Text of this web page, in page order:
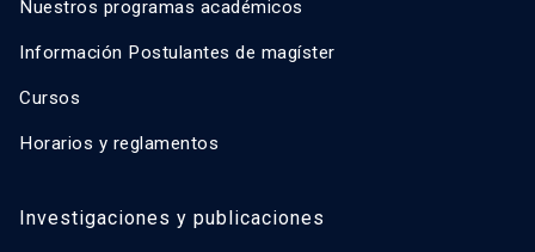
Nuestros programas académicos
Información Postulantes de magíster
Cursos
Horarios y reglamentos
Investigaciones y publicaciones